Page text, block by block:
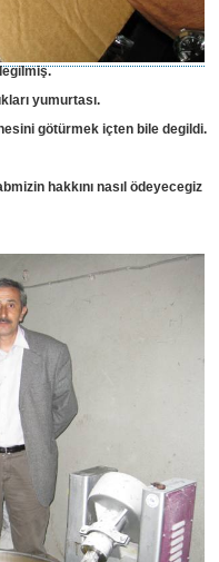
yumurtası.
götürmek içten bile degildi.
hakkını nasıl ödeyecegiz